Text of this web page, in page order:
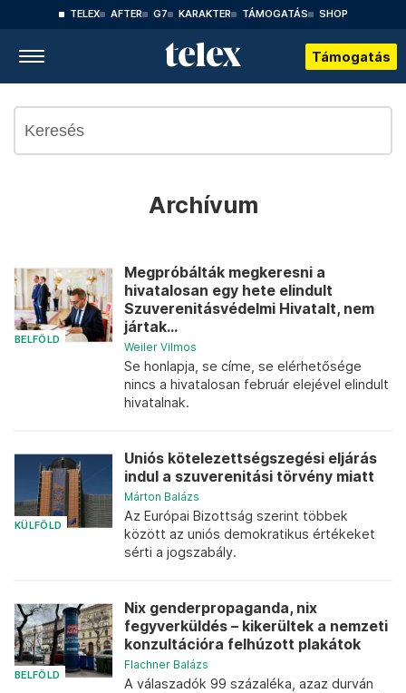
TELEX AFTER G7 KARAKTER TÁMOGATÁS SHOP
Támogatás
Archívum
BELFÖLD
Megpróbálták megkeresni a
hivatalosan egy hete elindult
Szuverenitásvédelmi Hivatalt, nem
jártak...
Weiler Vilmos
Se honlapja, se címe, se elérhetősége
nincs a hivatalosan február elejével elindult
hivatalnak.
KÜLFÖLD
Uniós kötelezettségszegési eljárás
indul a szuverenitási törvény miatt
Márton Balázs
Az Európai Bizottság szerint többek
között az uniós demokratikus értékeket
sérti a jogszabály.
BELFÖLD
Nix genderpropaganda, nix
fegyverküldés – kikerültek a nemzeti
konzultációra felhúzott plakátok
Flachner Balázs
A válaszadók 99 százaléka, azaz durván